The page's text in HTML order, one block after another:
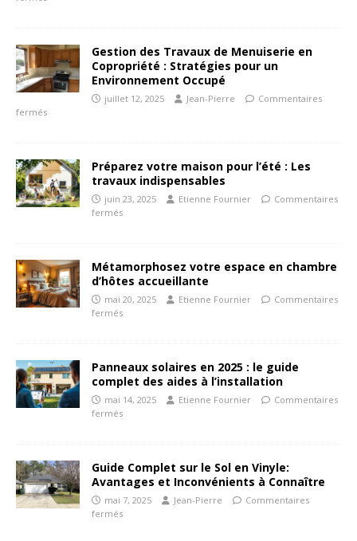
Gestion des Travaux de Menuiserie en
Copropriété : Stratégies pour un
Environnement Occupé
juillet 12, 2025 Jean-Pierre
Commentaires
fermés
Préparez votre maison pour l’été : Les
travaux indispensables
juin 23, 2025 Etienne Fournier
Commentaires
fermés
Métamorphosez votre espace en chambre
d’hôtes accueillante
mai 20, 2025 Etienne Fournier
Commentaires
fermés
Panneaux solaires en 2025 : le guide
complet des aides à l’installation
mai 14, 2025 Etienne Fournier
Commentaires
fermés
Guide Complet sur le Sol en Vinyle:
Avantages et Inconvénients à Connaître
mai 7, 2025 Jean-Pierre
Commentaires
fermés